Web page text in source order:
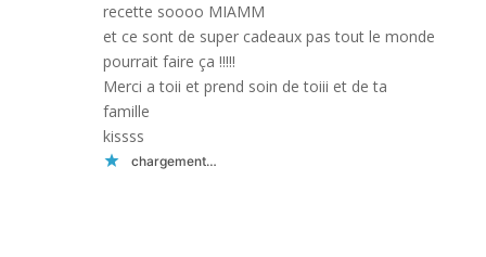
recette soooo MIAMM
et ce sont de super cadeaux pas tout le monde
pourrait faire ça !!!!!
Merci a toii et prend soin de toiii et de ta
famille
kissss
chargement…